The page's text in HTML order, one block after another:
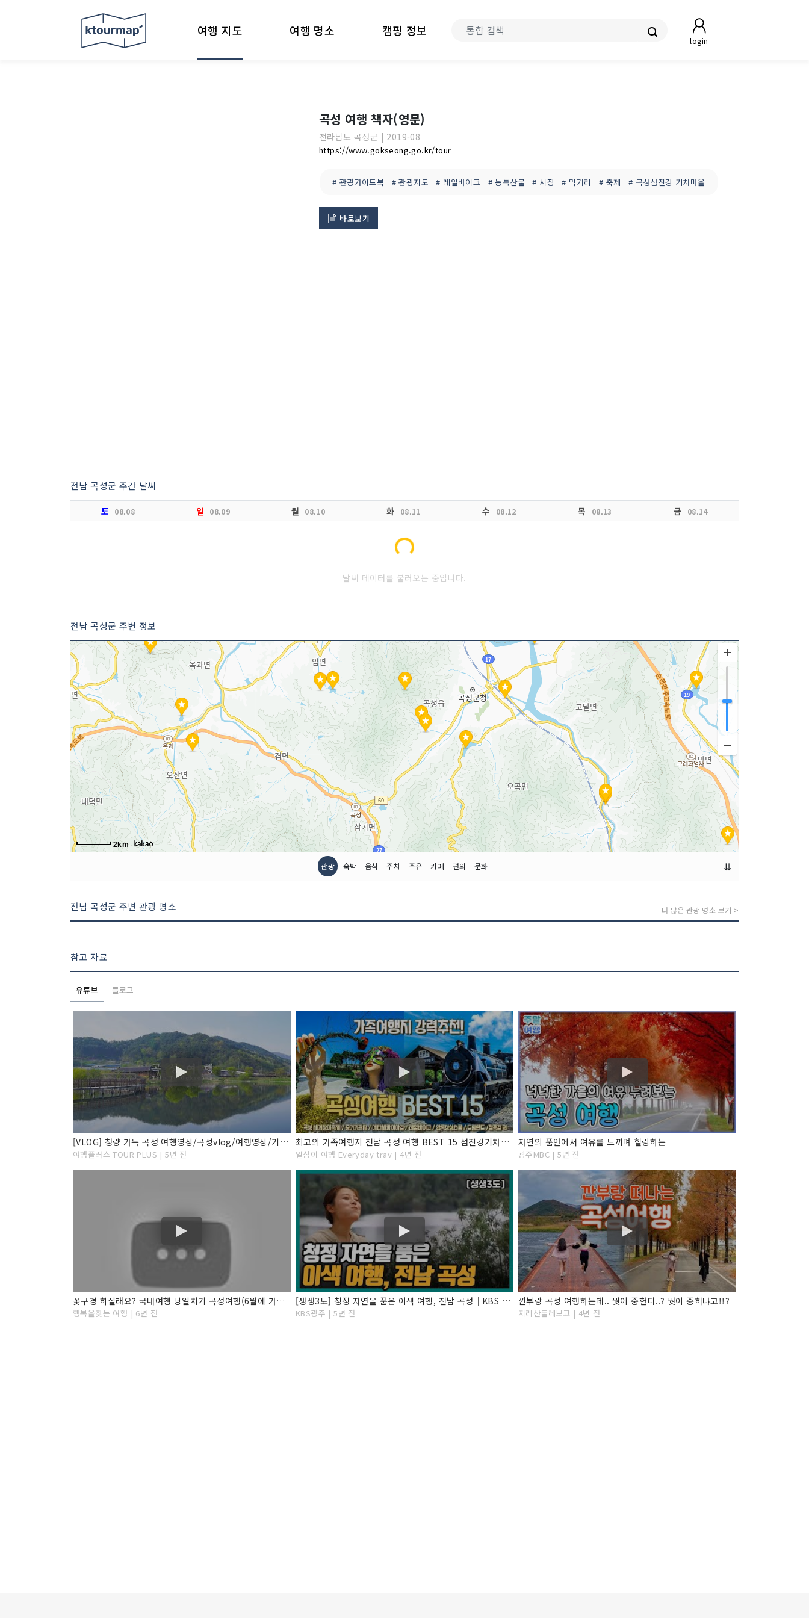
login
여행 지도 여행 명소 캠핑 정보
곡성 여행 책자(영문)
전라남도 곡성군 | 2019-08
https://www.gokseong.go.kr/tour
# 관광가이드북 # 관광지도 # 레일바이크 # 농특산물 # 시장 # 먹거리 # 축제 # 곡성섬진강 기차마을
바로보기
전남 곡성군 주간 날씨
토 08.08 일 08.09 월 08.10 화 08.11 수 08.12 목 08.13 금 08.14
Loading...
날씨 데이터를 불러오는 중입니다.
전남 곡성군 주변 정보
2km
관광 숙박 음식 주차 주유 카페 편의 문화 ⇊
전남 곡성군 주변 관광 명소 더 많은 관광 명소 보기 >
참고 자료
유튜브 블로그
[VLOG] 청량 가득 곡성 여행영상/곡성vlog/여행영상/기차마을/품안의숲/씨엘로/곡성가든 먹부림
여행플러스 TOUR PLUS | 5년 전
최고의 가족여행지 전남 곡성 여행 BEST 15 섬진강기차마을 섬진강 레일바이크 곡성장미축제 증기기관차 곡성천뚝방길 외
일상이 여행 Everyday trav | 4년 전
자연의 품안에서 여유를 느끼며 힐링하는
광주MBC | 5년 전
꽃구경 하실래요? 국내여행 당일치기 곡성여행(6월에 가기좋은 섬진강 기차마을 과 장미축제, 캠핑 과 물놀이 하기 좋은 압록 유원지, 그리고 곡성맛집 별천지가든)
행복을찾는 여행 | 6년 전
[생생3도] 청정 자연을 품은 이색 여행, 전남 곡성｜KBS 210716 방송
KBS광주 | 5년 전
깐부랑 곡성 여행하는데.. 뭣이 중헌디..? 뭣이 중허냐고!!?
지리산둘레보고 | 4년 전